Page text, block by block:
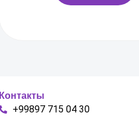
Контакты
+99897 715 04 30